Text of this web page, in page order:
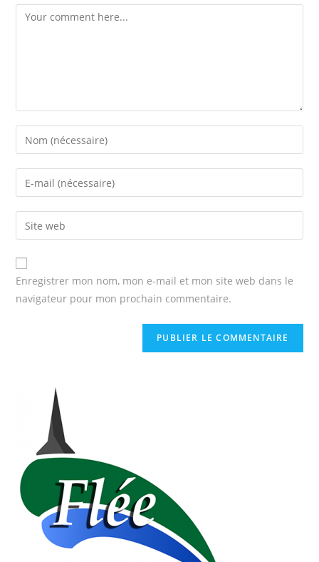
Enregistrer mon nom, mon e-mail et mon site web dans le
navigateur pour mon prochain commentaire.